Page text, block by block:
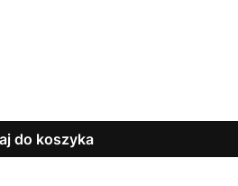
do koszyka